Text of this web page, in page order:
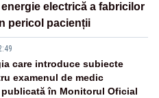
electrică a fabricilor
pericol pacienții
care introduce subiecte
examenul de medic
în Monitorul Oficial